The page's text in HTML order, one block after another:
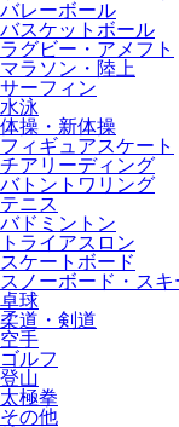
バレーボール
バスケットボール
ラグビー・アメフト
マラソン・陸上
サーフィン
水泳
体操・新体操
フィギュアスケート
チアリーディング
バトントワリング
テニス
バドミントン
トライアスロン
スケートボード
スノーボード・スキ
卓球
柔道・剣道
空手
ゴルフ
登山
太極拳
その他